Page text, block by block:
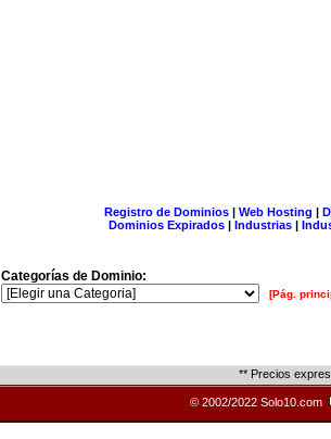
Registro de Dominios| Web Hosting |
Dominios Expirados | Industrias |
Categorías de Dominio:
[Pág.
** Precios
© 2002/2022 Solo10.com